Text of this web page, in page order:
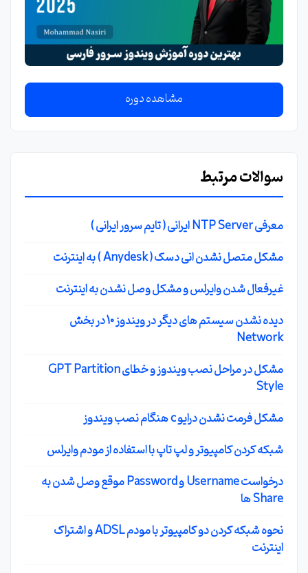
مشاهده دوره
سوالات مرتبط
معرفی NTP Server ایرانی ( تایم سرور ایرانی )
مشکل متصل نشدن انی دسک ( Anydesk ) به اینترنت
غیرفعال شدن وایرلس و مشکل وصل نشدن به اینترنت
دیده نشدن سیستم های دیگر در ویندوز 10 در بخش
Network
مشکل در مراحل نصب ویندوز و خطای GPT Partition
Style
مشکل فرمت نشدن درایو c هنگام نصب ویندوز
شبکه کردن کامپیوتر و لپ تاپ با استفاده از مودم وایرلس
درخواست Username و Password موقع وصل شدن به
Share ها
نحوه شبکه کردن دو کامپیوتر با مودم ADSL و اشتراک
اینترنت